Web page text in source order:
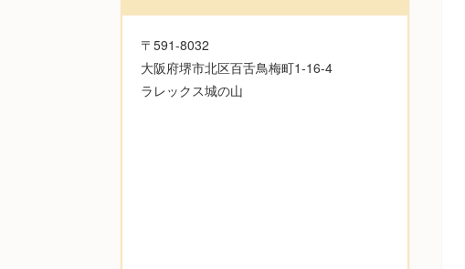
〒591-8032
大阪府堺市北区百舌鳥梅町1-16-4
ラレックス城の山